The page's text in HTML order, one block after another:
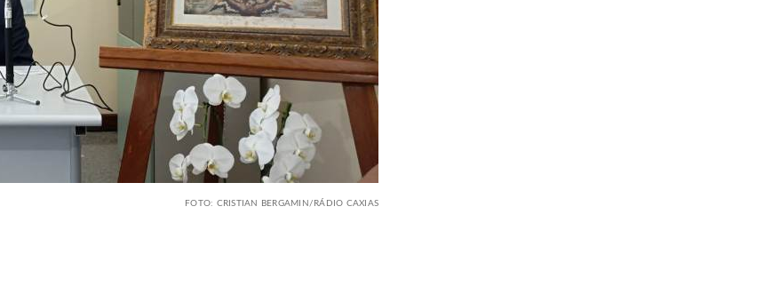
FOTO: CRISTIAN BERGAMIN/RÁDIO CAXIAS